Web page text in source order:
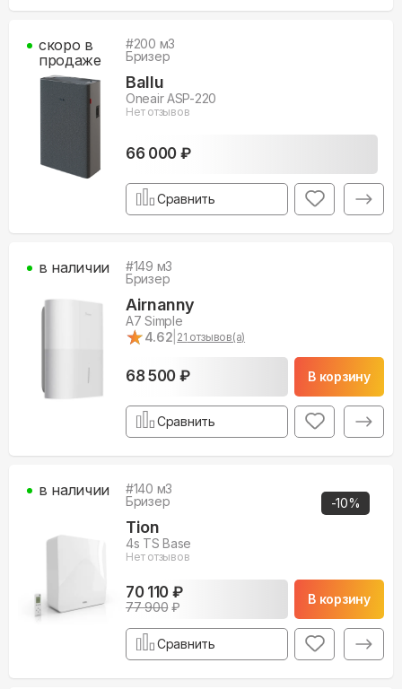
#200 м3
Бризер
Ballu
Oneair ASP-220
Нет отзывов
66 000 ₽
скоро в
продаже
Сравнить
#149 м3
Бризер
Airnanny
A7 Simple
★
★4.62 21 отзывов(а)
68 500 ₽ В корзину
в наличии
Сравнить
-10%
#140 м3
Бризер
Tion
4s TS Base
Нет отзывов
70 110 ₽
77 900₽
В корзину
в наличии
Сравнить